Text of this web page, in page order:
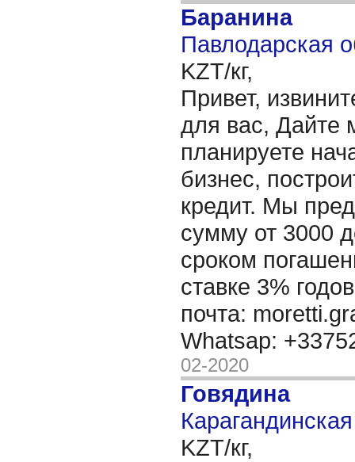
Баранина
Павлодарская
KZT/кг,
Привет,
для вас, Дайте
планируете
бизнес,
кредит. Мы
сумму от 3000
сроком
ставке 3%
почта:
Whatsap:
02-2020
Говядина
KZT/кг,